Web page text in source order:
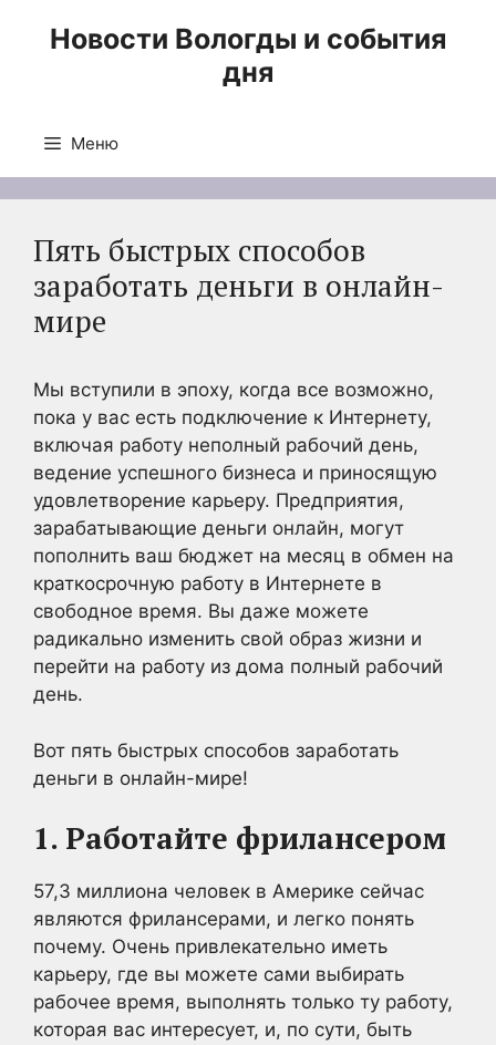
Новости Вологды и события
дня
Меню
Пять быстрых способов
заработать деньги в онлайн-
мире
Мы вступили в эпоху, когда все возможно,
пока у вас есть подключение к Интернету,
включая работу неполный рабочий день,
ведение успешного бизнеса и приносящую
удовлетворение карьеру. Предприятия,
зарабатывающие деньги онлайн, могут
пополнить ваш бюджет на месяц в обмен на
краткосрочную работу в Интернете в
свободное время. Вы даже можете
радикально изменить свой образ жизни и
перейти на работу из дома полный рабочий
день.
Вот пять быстрых способов заработать
деньги в онлайн-мире!
1. Работайте фрилансером
57,3 миллиона человек в Америке сейчас
являются фрилансерами, и легко понять
почему. Очень привлекательно иметь
карьеру, где вы можете сами выбирать
рабочее время, выполнять только ту работу,
которая вас интересует, и, по сути, быть